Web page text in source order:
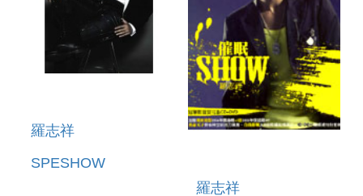
羅志祥
SPESHOW
羅志祥